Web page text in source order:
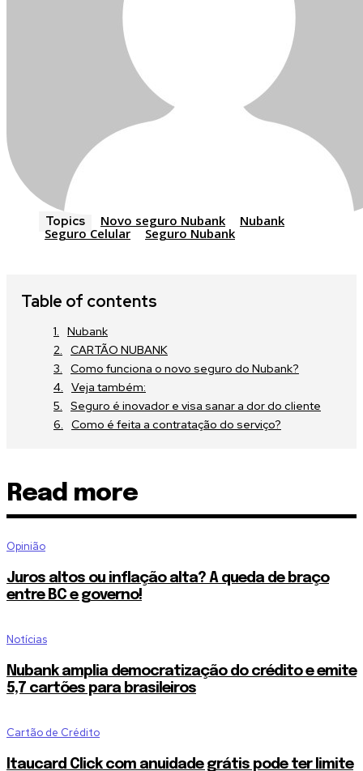
Topics Novo seguro Nubank
Nubank
Seguro Celular
Seguro Nubank
Table of contents
Nubank
CARTÃO NUBANK
Como funciona o novo seguro do Nubank?
Veja também:
Seguro é inovador e visa sanar a dor do cliente
Como é feita a contratação do serviço?
Read more
Opinião
Juros altos ou inflação alta? A queda de braço
entre BC e governo!
Notícias
Nubank amplia democratização do crédito e emite
5,7 cartões para brasileiros
Cartão de Crédito
Itaucard Click com anuidade grátis pode ter limite